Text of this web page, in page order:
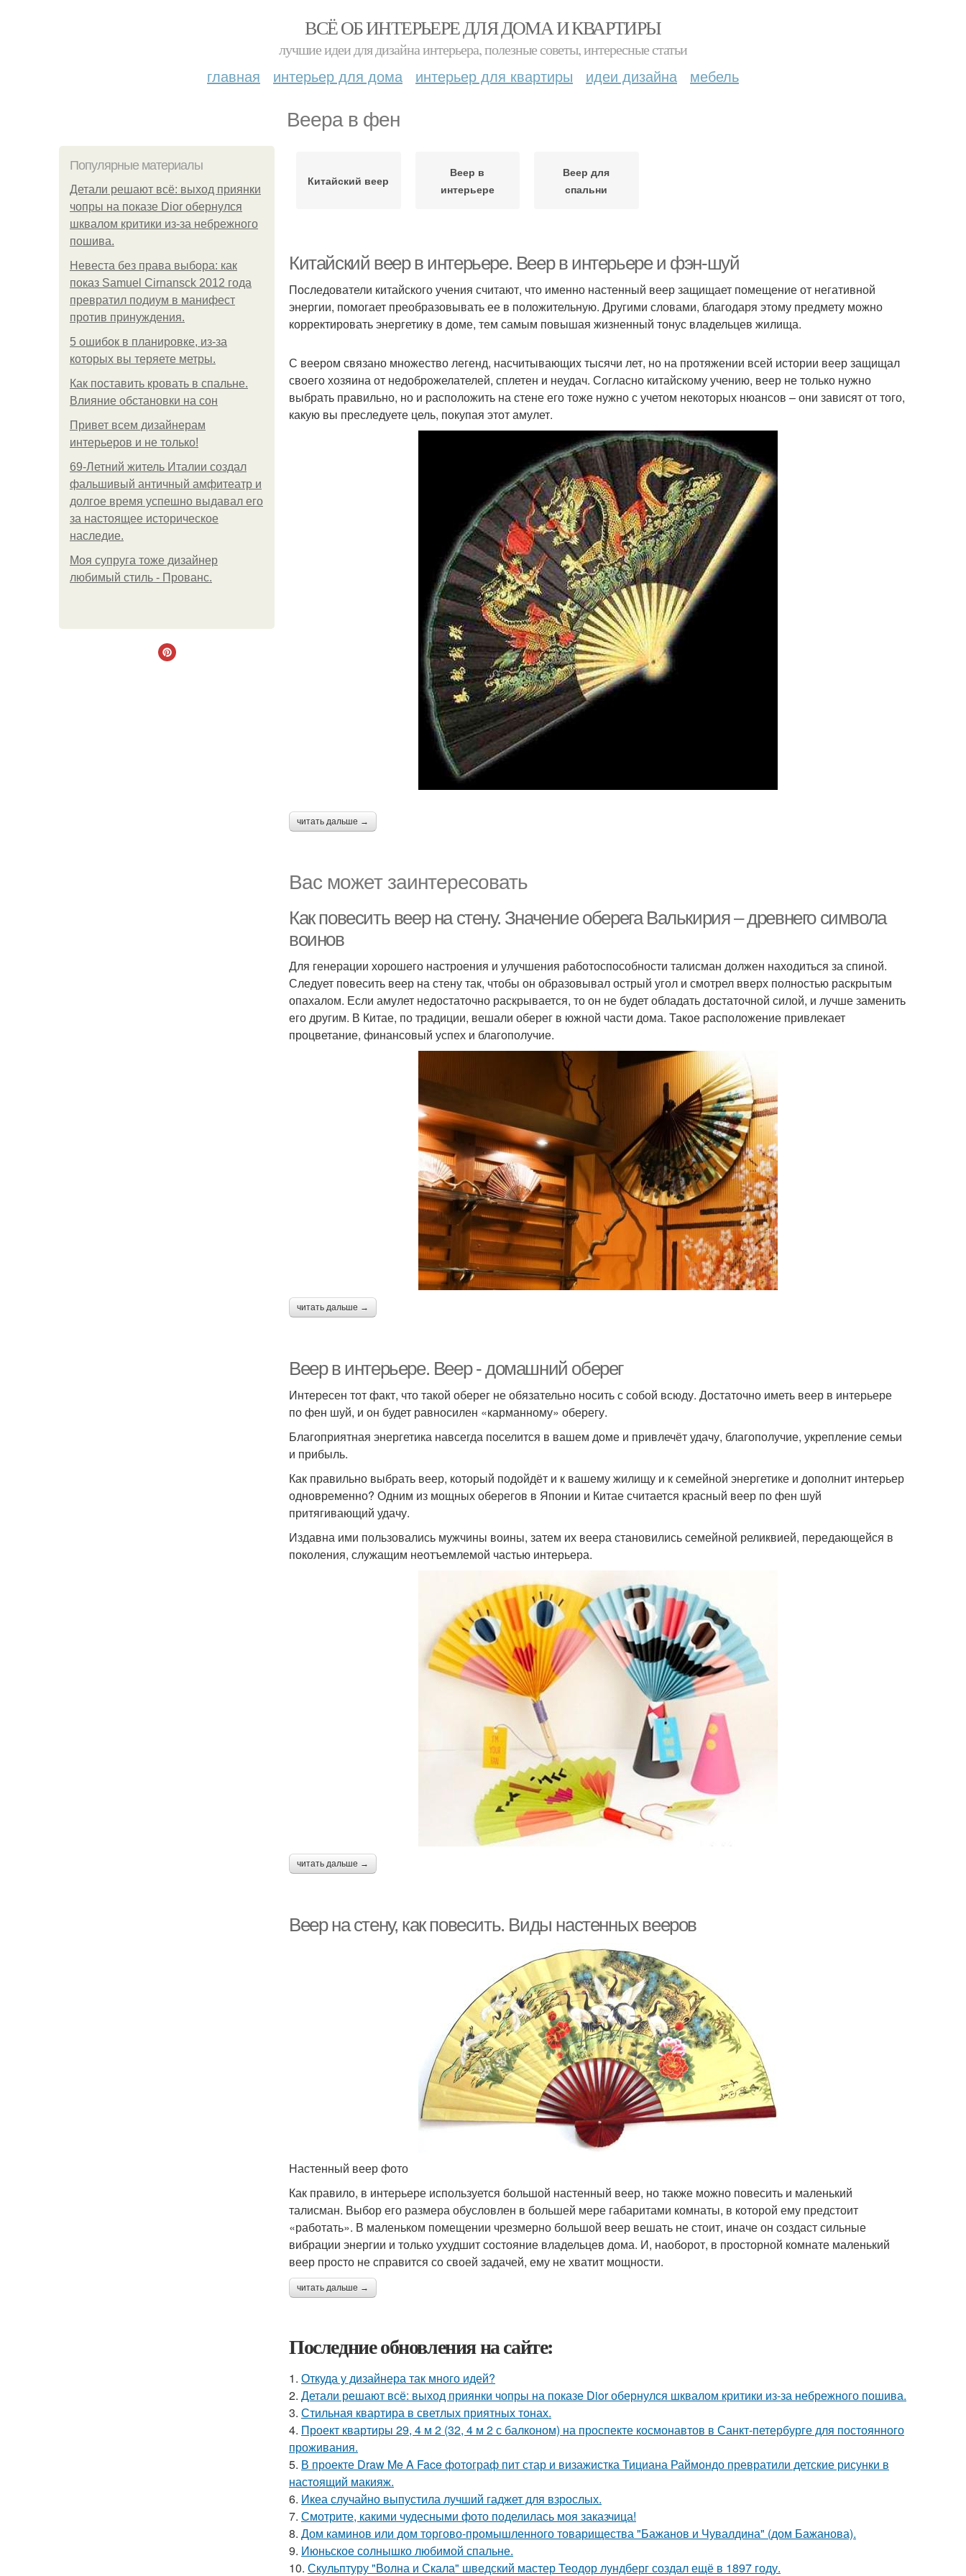
ВСЁ ОБ ИНТЕРЬЕРЕ ДЛЯ ДОМА И КВАРТИРЫ
лучшие идеи для дизайна интерьера, полезные советы, интересные статьи
главная интерьер для дома интерьер для квартиры идеи дизайна мебель
Веера в фен
Популярные материалы
Детали решают всё: выход приянки
чопры на показе Dior обернулся
шквалом критики из-за небрежного
пошива.
Невеста без права выбора: как
показ Samuel Cirnansck 2012 года
превратил подиум в манифест
против принуждения.
5 ошибок в планировке, из-за
которых вы теряете метры.
Как поставить кровать в спальне.
Влияние обстановки на сон
Привет всем дизайнерам
интерьеров и не только!
69-Летний житель Италии создал
фальшивый античный амфитеатр и
долгое время успешно выдавал его
за настоящее историческое
наследие.
Моя супруга тоже дизайнер
любимый стиль - Прованс.
Китайский веер
Веер в
интерьере
Веер для
спальни
Китайский веер в интерьере. Веер в интерьере и фэн-шуй
Последователи китайского учения считают, что именно настенный веер защищает помещение от негативной
энергии, помогает преобразовывать ее в положительную. Другими словами, благодаря этому предмету можно
корректировать энергетику в доме, тем самым повышая жизненный тонус владельцев жилища.
С веером связано множество легенд, насчитывающих тысячи лет, но на протяжении всей истории веер защищал
своего хозяина от недоброжелателей, сплетен и неудач. Согласно китайскому учению, веер не только нужно
выбрать правильно, но и расположить на стене его тоже нужно с учетом некоторых нюансов – они зависят от того,
какую вы преследуете цель, покупая этот амулет.
читать дальше →
Вас может заинтересовать
Как повесить веер на стену. Значение оберега Валькирия – древнего символа
воинов
Для генерации хорошего настроения и улучшения работоспособности талисман должен находиться за спиной.
Следует повесить веер на стену так, чтобы он образовывал острый угол и смотрел вверх полностью раскрытым
опахалом. Если амулет недостаточно раскрывается, то он не будет обладать достаточной силой, и лучше заменить
его другим. В Китае, по традиции, вешали оберег в южной части дома. Такое расположение привлекает
процветание, финансовый успех и благополучие.
читать дальше →
Веер в интерьере. Веер - домашний оберег
Интересен тот факт, что такой оберег не обязательно носить с собой всюду. Достаточно иметь веер в интерьере
по фен шуй, и он будет равносилен «карманному» оберегу.
Благоприятная энергетика навсегда поселится в вашем доме и привлечёт удачу, благополучие, укрепление семьи
и прибыль.
Как правильно выбрать веер, который подойдёт и к вашему жилищу и к семейной энергетике и дополнит интерьер
одновременно? Одним из мощных оберегов в Японии и Китае считается красный веер по фен шуй
притягивающий удачу.
Издавна ими пользовались мужчины воины, затем их веера становились семейной реликвией, передающейся в
поколения, служащим неотъемлемой частью интерьера.
читать дальше →
Веер на стену, как повесить. Виды настенных вееров
Настенный веер фото
Как правило, в интерьере используется большой настенный веер, но также можно повесить и маленький
талисман. Выбор его размера обусловлен в большей мере габаритами комнаты, в которой ему предстоит
«работать». В маленьком помещении чрезмерно большой веер вешать не стоит, иначе он создаст сильные
вибрации энергии и только ухудшит состояние владельцев дома. И, наоборот, в просторной комнате маленький
веер просто не справится со своей задачей, ему не хватит мощности.
читать дальше →
Последние обновления на сайте:
1. Откуда у дизайнера так много идей?
2. Детали решают всё: выход приянки чопры на показе Dior обернулся шквалом критики из-за небрежного пошива.
3. Стильная квартира в светлых приятных тонах.
4. Проект квартиры 29, 4 м 2 (32, 4 м 2 с балконом) на проспекте космонавтов в Санкт-петербурге для постоянного
проживания.
5. В проекте Draw Me A Face фотограф пит стар и визажистка Тициана Раймондо превратили детские рисунки в
настоящий макияж.
6. Икеа случайно выпустила лучший гаджет для взрослых.
7. Смотрите, какими чудесными фото поделилась моя заказчица!
8. Дом каминов или дом торгово-промышленного товарищества "Бажанов и Чувалдина" (дом Бажанова).
9. Июньское солнышко любимой спальне.
10. Скульптуру "Волна и Скала" шведский мастер Теодор лундберг создал ещё в 1897 году.